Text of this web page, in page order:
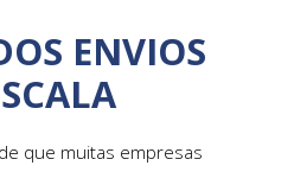
ENVIOS
que muitas empresas